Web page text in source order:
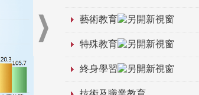
藝術教育
特殊教育
終身學習